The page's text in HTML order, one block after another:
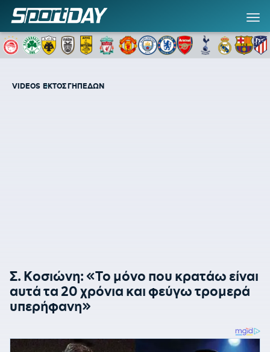
VIDEOS ΕΚΤΟΣ ΓΗΠΕΔΩΝ
Σ. Κοσιώνη: «Το μόνο που κρατάω είναι
αυτά τα 20 χρόνια και φεύγω τρομερά
υπερήφανη»